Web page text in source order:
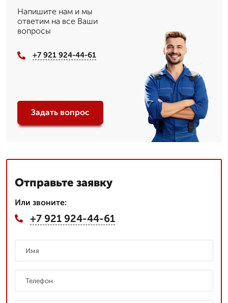
Напишите нам и мы
ответим на все Ваши
вопросы
+7 921 924-44-61
Задать вопрос
Отправьте заявку
Или звоните:
+7 921 924-44-61